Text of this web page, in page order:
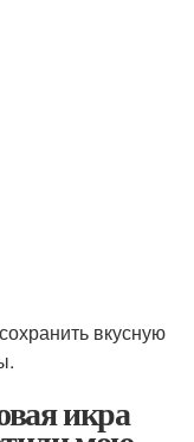
вкусную
икра